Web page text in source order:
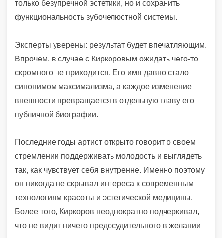
только безупречной эстетики, но и сохранить
функциональность зубочелюстной системы.
Эксперты уверены: результат будет впечатляющим.
Впрочем, в случае с Киркоровым ожидать чего-то
скромного не приходится. Его имя давно стало
синонимом максимализма, а каждое изменение
внешности превращается в отдельную главу его
публичной биографии.
Последние годы артист открыто говорит о своем
стремлении поддерживать молодость и выглядеть
так, как чувствует себя внутренне. Именно поэтому
он никогда не скрывал интереса к современным
технологиям красоты и эстетической медицины.
Более того, Киркоров неоднократно подчеркивал,
что не видит ничего предосудительного в желании